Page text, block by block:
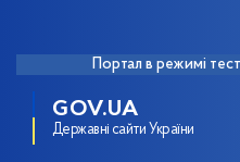
Портал в режимі
GOV.UA
Державні сайти України